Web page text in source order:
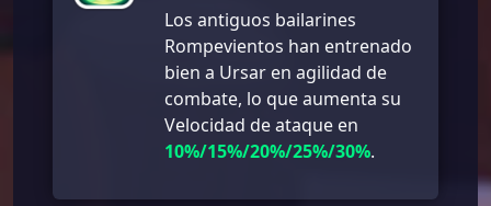
Los antiguos bailarines
Rompevientos han entrenado
bien a Ursar en agilidad de
combate, lo que aumenta su
Velocidad de ataque en
10%/15%/20%/25%/30%.